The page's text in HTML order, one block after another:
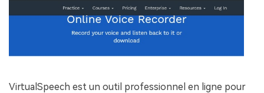
VirtualSpeech est un outil professionnel en ligne pour